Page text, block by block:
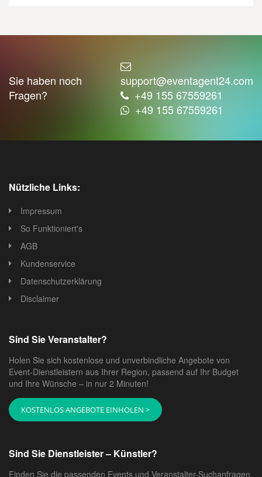
Sie haben noch
Fragen?
support@eventagent24.com
+49 155 67559261
+49 155 67559261
Nützliche Links:
Impressum
So Funktioniert's
AGB
Kundenservice
Datenschutzerklärung
Disclaimer
Sind Sie Veranstalter?
Holen Sie sich kostenlose und unverbindliche Angebote von
Event-Dienstleistern aus Ihrer Region, passend auf Ihr Budget
und Ihre Wünsche – in nur 2 Minuten!
KOSTENLOS ANGEBOTE EINHOLEN >
Sind Sie Dienstleister – Künstler?
Finden Sie die passenden Events und Veranstalter-Suchanfragen